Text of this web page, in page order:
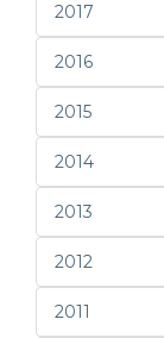
2017
2016
2015
2014
2013
2012
2011